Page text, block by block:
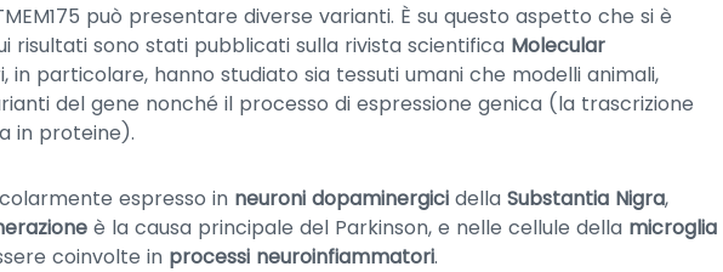
può presentare diverse varianti. È su questo aspetto che si è
risultati sono stati pubblicati sulla rivista scientifica Molecular
in particolare, hanno studiato sia tessuti umani che modelli animali,
del gene nonché il processo di espressione genica (la trascrizione
in proteine).
espresso in neuroni dopaminergici della Substantia Nigra,
è la causa principale del Parkinson, e nelle cellule della microglia
coinvolte in processi neuroinfiammatori.